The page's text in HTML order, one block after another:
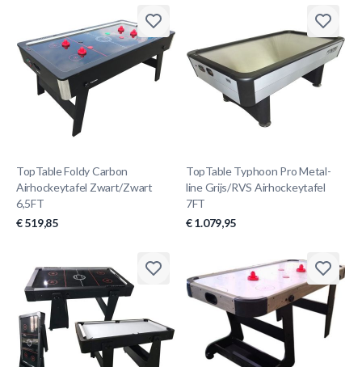
TopTable Foldy Carbon
Airhockeytafel Zwart/Zwart
6,5FT
€ 519,85
TopTable Typhoon Pro Metal-
line Grijs/RVS Airhockeytafel
7FT
€ 1.079,95